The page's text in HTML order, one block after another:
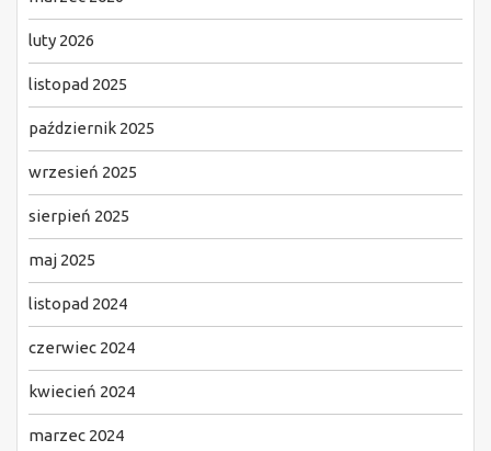
luty 2026
listopad 2025
październik 2025
wrzesień 2025
sierpień 2025
maj 2025
listopad 2024
czerwiec 2024
kwiecień 2024
marzec 2024